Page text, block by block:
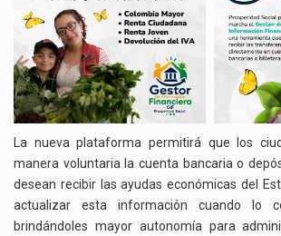
La nueva plataforma permitirá que los
manera voluntaria la cuenta bancaria o
desean recibir las ayudas económicas del
actualizar esta información cuando lo
brindándoles mayor autonomía para